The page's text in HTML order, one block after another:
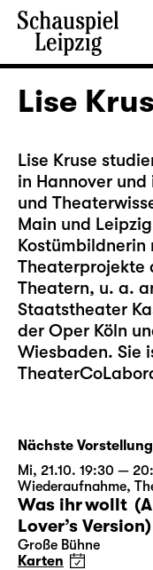
Lise
Lise Kruse
in Hannover
und
Main und
Kostümbildnerin
Theaterprojekte
Theatern, u. a.
Staatstheater
der Oper Köln
Wiesbaden. Sie
Nächste
Mi, 21.10. 19:30 —
Wiederaufnahme,
Was ihr wollt
Lover’s Version)
Große Bühne
Karten